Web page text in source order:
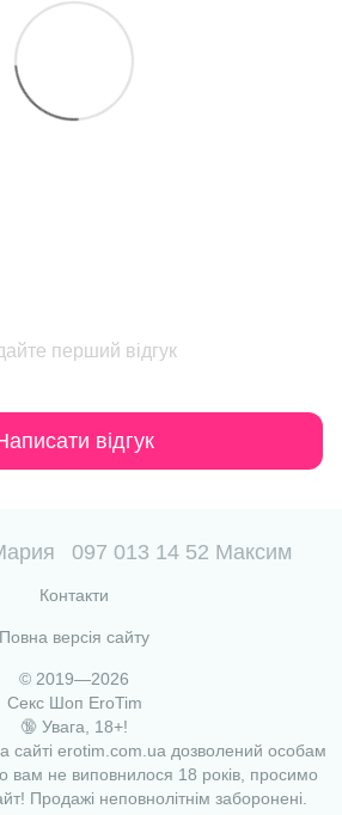
перший відгук
відгук
097 013 14 52 Максим
Контакти
Повна версія сайту
© 2019—2026
Секс Шоп EroTim
🔞 Увага, 18+!
сайті erotim.com.ua дозволений особам
вам не виповнилося 18 років, просимо
Продажі неповнолітнім заборонені.